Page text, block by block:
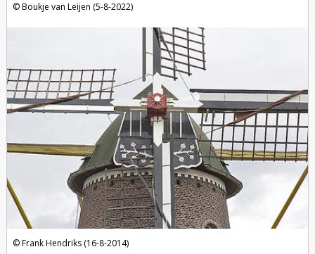
Boukje van Leijen (5-8-2022)
Frank Hendriks (16-8-2014)